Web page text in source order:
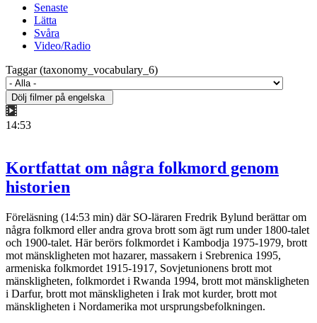
Senaste
Lätta
Svåra
Video/Radio
Taggar (taxonomy_vocabulary_6)
14:53
Kortfattat om några folkmord genom
historien
Föreläsning (14:53 min) där SO-läraren Fredrik Bylund berättar om
några folkmord eller andra grova brott som ägt rum under 1800-talet
och 1900-talet. Här berörs folkmordet i Kambodja 1975-1979, brott
mot mänskligheten mot hazarer, massakern i Srebrenica 1995,
armeniska folkmordet 1915-1917, Sovjetunionens brott mot
mänskligheten, folkmordet i Rwanda 1994, brott mot mänskligheten
i Darfur, brott mot mänskligheten i Irak mot kurder, brott mot
mänskligheten i Nordamerika mot ursprungsbefolkningen.